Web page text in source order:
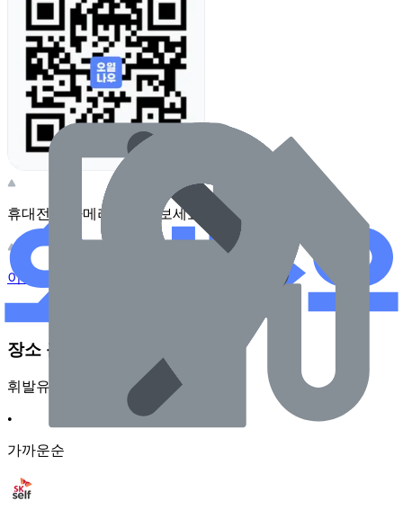
휴대전화 카메라로 찍어보세요
이 주유소의 사장님이신가요?
장소 근처 주유소
휘발유
•
가까운순